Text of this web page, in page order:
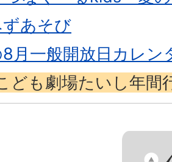
あそび
月一般開放日カレン
ども劇場たいし年間